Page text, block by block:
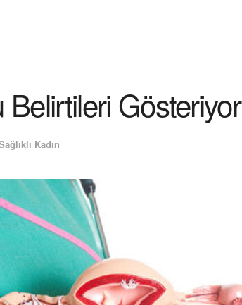
Gösteriyor
Kadın